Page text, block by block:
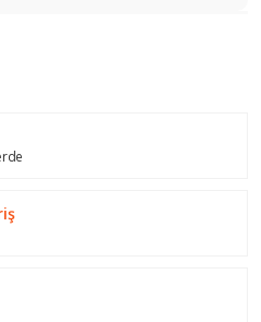
görüntülenemiyor.
olmalı.